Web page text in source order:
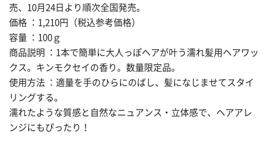
売、10月24日より順次全国発売。
価格 ：1,210円（税込参考価格）
容量 ：100ｇ
商品説明 ：1本で簡単に大人っぽヘアが叶う濡れ髪用ヘアワッ
クス。キンモクセイの香り。数量限定品。
使用方法 ：適量を手のひらにのばし、髪になじませてスタイ
リングする。
濡れたような質感と自然なニュアンス・立体感で、ヘアアレ
ンジにもぴったり！